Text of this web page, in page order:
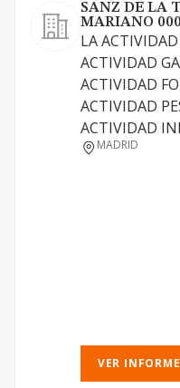
SANZ DE LA
MARIANO
LA
ACTIVIDAD
ACTIVIDAD
ACTIVIDAD
ACTIVIDAD
MADRID
VER INFORME